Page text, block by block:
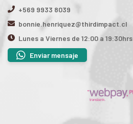
+569 9933 8039
bonnie.henriquez@thirdimpact.cl
Lunes a Viernes de 12:00 a 19:30hrs
Enviar mensaje